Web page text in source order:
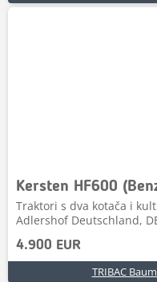
Kersten HF600
Traktori s dva kotača i
Adlershof Deutschland,
4.900 EUR
TRIBAC